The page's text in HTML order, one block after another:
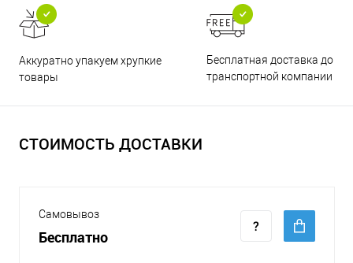
Аккуратно упакуем хрупкие
товары
Бесплатная доставка до
транспортной компании
СТОИМОСТЬ ДОСТАВКИ
Самовывоз
Бесплатно